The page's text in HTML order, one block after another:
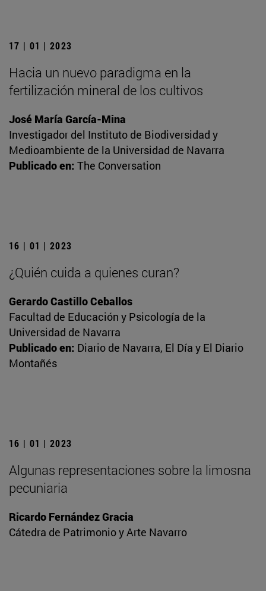
17 | 01 | 2023
Hacia un nuevo paradigma en la
fertilización mineral de los cultivos
José María García-Mina
Investigador del Instituto de Biodiversidad y
Medioambiente de la Universidad de Navarra
Publicado en: The Conversation
16 | 01 | 2023
¿Quién cuida a quienes curan?
Gerardo Castillo Ceballos
Facultad de Educación y Psicología de la
Universidad de Navarra
Publicado en: Diario de Navarra, El Día y El Diario
Montañés
16 | 01 | 2023
Algunas representaciones sobre la limosna
pecuniaria
Ricardo Fernández Gracia
Cátedra de Patrimonio y Arte Navarro